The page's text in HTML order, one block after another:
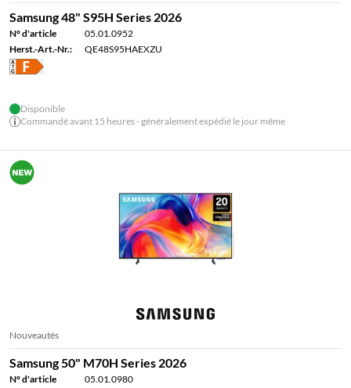
Samsung 48" S95H Series 2026
N° d'article
05.01.0952
Herst.-Art.-Nr.:
QE48S95HAEXZU
Disponible
Commandé avant 15 heures - généralement expédié le jour même
Nouveautés
Samsung 50" M70H Series 2026
N° d'article
05.01.0980